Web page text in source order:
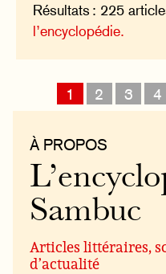
Résultats : 225
l’encyclopédie.
1 2 3 4
À PROPOS
Sambuc
Articles littéraires,
d’actualité